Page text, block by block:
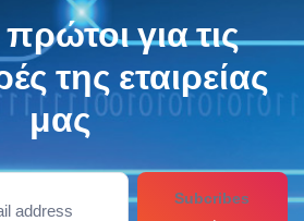
για τις
της εταιρείας
μας
Subcribes